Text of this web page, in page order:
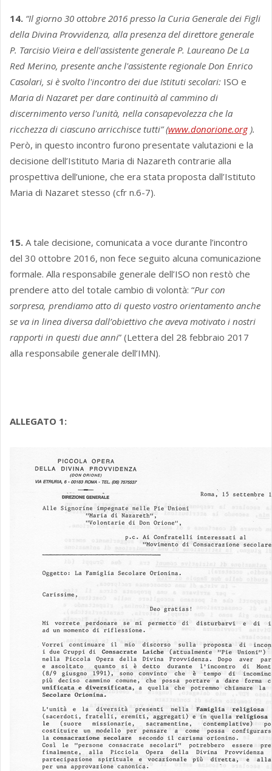
14. “Il giorno 30 ottobre 2016 presso la Curia Generale dei Figli
della Divina Provvidenza, alla presenza del direttore generale
P. Tarcisio Vieira e dell'assistente generale P. Laureano De La
Red Merino, presente anche l'assistente regionale Don Enrico
Casolari, si è svolto l'incontro dei due Istituti secolari: ISO e
Maria di Nazaretper dare continuità al cammino di
discernimento verso l'unità, nella consapevolezza che la
ricchezza di ciascuno arricchisce tutti” (www.donorione.org).
Però, in questo incontro furono presentate valutazioni e la
decisione dell’Istituto Maria di Nazareth contrarie alla
prospettiva dell’unione, che era stata proposta dall’Istituto
Maria di Nazaret stesso (cfr n.6-7).
15. A tale decisione, comunicata a voce durante l’incontro
del 30 ottobre 2016, non fece seguito alcuna comunicazione
formale. Alla responsabile generale dell’ISO non restò che
prendere atto del totale cambio di volontà: “Pur con
sorpresa, prendiamo atto di questo vostro orientamento anche
se va in linea diversa dall’obiettivo che aveva motivato i nostri
rapporti in questi due anni” (Lettera del 28 febbraio 2017
alla responsabile generale dell’IMN).
ALLEGATO 1: